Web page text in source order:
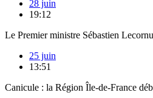
28 juin
19:12
Le Premier ministre Sébastien
25 juin
13:51
Canicule : la Région Île-de-France